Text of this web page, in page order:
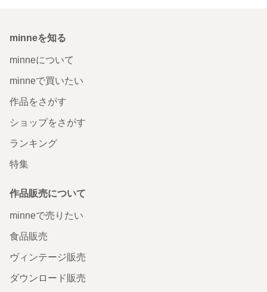
minneを知る
minneについて
minneで買いたい
作品をさがす
ショップをさがす
ランキング
特集
作品販売について
minneで売りたい
食品販売
ヴィンテージ販売
ダウンロード販売